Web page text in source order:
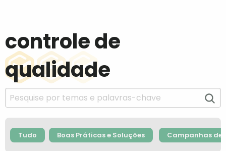
controle de
qualidade
Tudo Boas Práticas e Soluções Campanhas de